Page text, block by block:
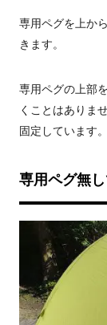
専用ペグを上か
きます。
専用ペグの上部
くことはありま
固定しています。
専用ペグ無